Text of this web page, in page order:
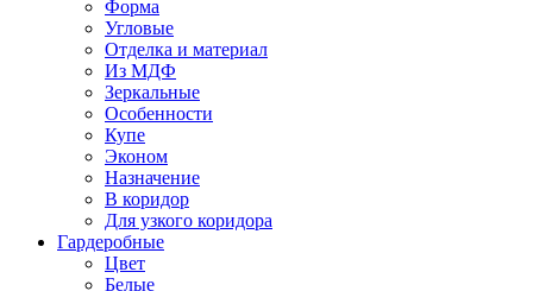
Форма
Угловые
Отделка и материал
Из МДФ
Зеркальные
Особенности
Купе
Эконом
Назначение
В коридор
Для узкого коридора
Гардеробные
Цвет
Белые